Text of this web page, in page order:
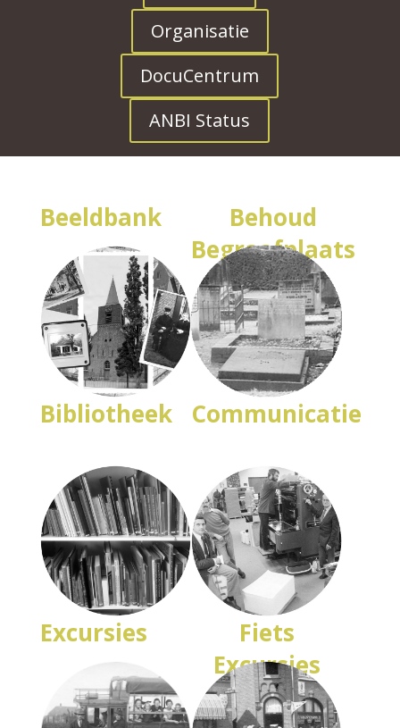
Organisatie
DocuCentrum
ANBI Status
Beeldbank
Behoud
Begraafplaats
Bibliotheek Communicatie
Excursies
Fiets
Excursies